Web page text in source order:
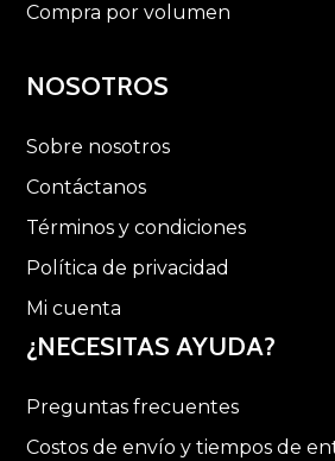
Compra por volumen
NOSOTROS
Sobre nosotros
Contáctanos
Términos y condiciones
Política de privacidad
Mi cuenta
¿NECESITAS AYUDA?
Preguntas frecuentes
Costos de envío y tiempos de